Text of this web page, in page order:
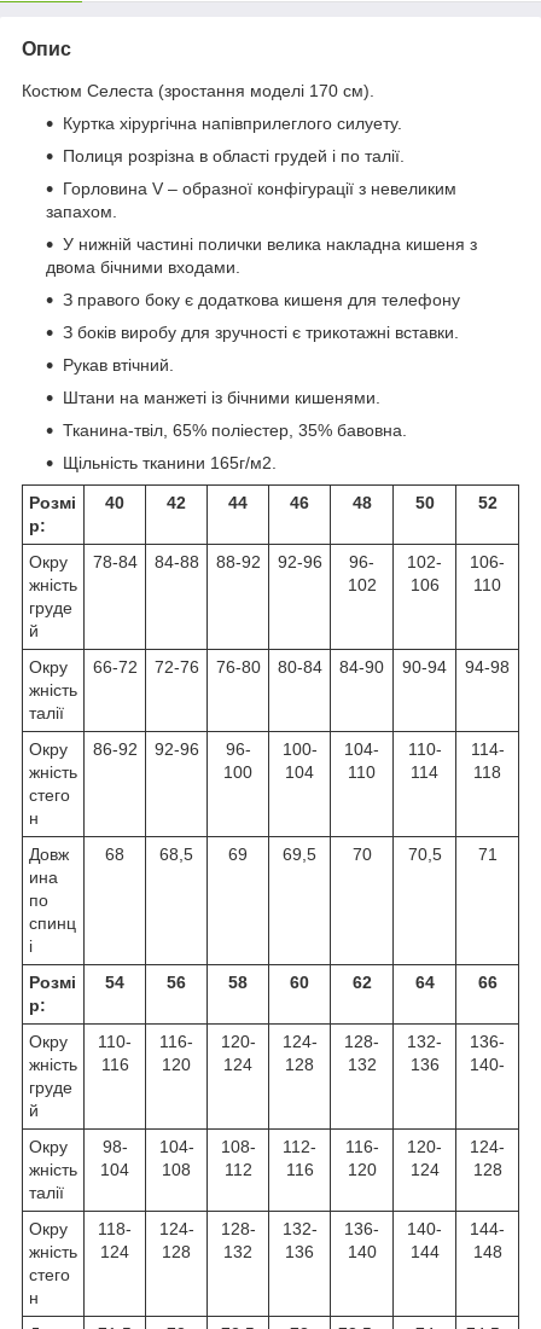
Опис
Костюм Селеста (зростання моделі 170 см).
Куртка хірургічна напівприлеглого силуету.
Полиця розрізна в області грудей і по талії.
Горловина V – образної конфігурації з невеликим
запахом.
У нижній частині полички велика накладна кишеня з
двома бічними входами.
З правого боку є додаткова кишеня для телефону
З боків виробу для зручності є трикотажні вставки.
Рукав втічний.
Штани на манжеті із бічними кишенями.
Тканина-твіл, 65% поліестер, 35% бавовна.
Щільність тканини 165г/м2.
Розмі
р:
40 42 44 46 48 50 52
Окру
жність
груде
й
78-84 84-88 88-92 92-96
96-
102
102-
106
106-
110
Окру
жність
талії
66-72 72-76 76-80 80-84 84-90 90-94 94-98
Окру
жність
стего
н
86-92 92-96
96-
100
100-
104
104-
110
110-
114
114-
118
Довж
ина
по
спинц
і
68 68,5 69 69,5 70 70,5 71
Розмі
р:
54 56 58 60 62 64 66
Окру
жність
груде
й
110-
116
116-
120
120-
124
124-
128
128-
132
132-
136
136-
140-
Окру
жність
талії
98-
104
104-
108
108-
112
112-
116
116-
120
120-
124
124-
128
Окру
жність
стего
н
118-
124
124-
128
128-
132
132-
136
136-
140
140-
144
144-
148